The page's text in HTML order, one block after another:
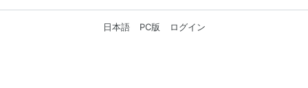
日本語 PC版 ログイン